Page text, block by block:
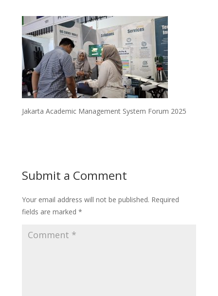
Jakarta Academic Management System Forum 2025
Submit a Comment
Your email address will not be published. Required
fields are marked *